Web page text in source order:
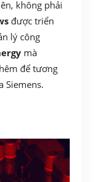
không phải
được triển
lý công
mà
để tương
Siemens.